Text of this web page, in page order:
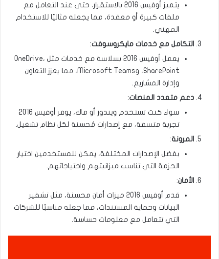
يتميز أوفيس 2016 بالاستقرار، حتى عند التعامل مع
ملفات كبيرة أو معقدة، مما يجعله مثاليًا للاستخدام
المهني.
التكامل مع خدمات مايكروسوفت:
يعمل أوفيس 2016 بسلاسة مع خدمات مثل OneDrive،
SharePoint، وMicrosoft Teams، مما يعزز التعاون
وإدارة المشاريع.
دعم متعدد المنصات:
سواء كنت تستخدم ويندوز أو ماك، يوفر أوفيس 2016
تجربة متسقة، مع إصدارات مُحسنة لكل نظام تشغيل.
المرونة:
بفضل الإصدارات المختلفة، يمكن للمستخدمين اختيار
الحزمة التي تناسب ميزانيتهم واحتياجاتهم.
الأمان:
قدم أوفيس 2016 ميزات أمان محسنة، مثل تشفير
البيانات وحماية المستندات، مما جعله مناسبًا للشركات
التي تتعامل مع معلومات حساسة.